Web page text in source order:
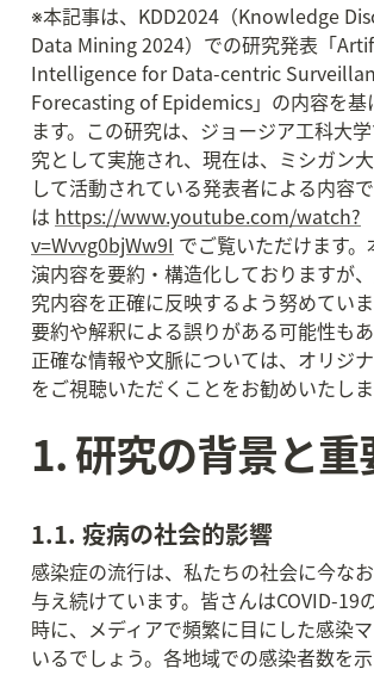
※本記事は、KDD2024（Knowledge
Data Mining 2024）での研究発表「
Intelligence for Data-centric
Forecasting of Epidemics」の内容を基
ます。この研究は、ジョージア工科大
究として実施され、現在は、ミシガン
して活動されている発表者による内容
は https://www.youtube.com/watch?
v=Wvvg0bjWw9I でご覧いただけます
演内容を要約・構造化しておりますが
究内容を正確に反映するよう努めていま
要約や解釈による誤りがある可能性もあ
正確な情報や文脈については、オリジ
をご視聴いただくことをお勧めいたしま
1. 研究の背景と重
1.1. 疫病の社会的影響
感染症の流行は、私たちの社会に今な
与え続けています。皆さんはCOVID-19
時に、メディアで頻繁に目にした感染
いるでしょう。各地域での感染者数を